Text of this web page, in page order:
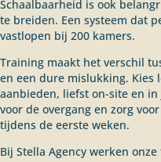
Schaalbaarheid is ook
te breiden. Een systeem dat
vastlopen bij 200 kamers.
Training maakt het verschil
en een dure mislukking.
aanbieden, liefst on-site en
voor de overgang en zorg
tijdens de eerste weken.
Bij Stella Agency werken